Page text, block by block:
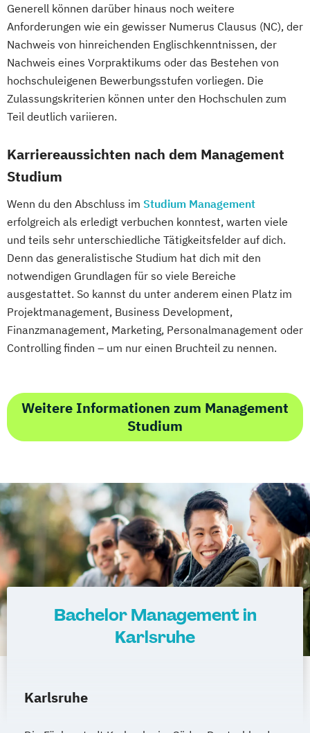
Generell können darüber hinaus noch weitere
Anforderungen wie ein gewisser Numerus Clausus (NC), der
Nachweis von hinreichenden Englischkenntnissen, der
Nachweis eines Vorpraktikums oder das Bestehen von
hochschuleigenen Bewerbungsstufen vorliegen. Die
Zulassungskriterien können unter den Hochschulen zum
Teil deutlich variieren.
Karriereaussichten nach dem Management
Studium
Wenn du den Abschluss im Studium Management
erfolgreich als erledigt verbuchen konntest, warten viele
und teils sehr unterschiedliche Tätigkeitsfelder auf dich.
Denn das generalistische Studium hat dich mit den
notwendigen Grundlagen für so viele Bereiche
ausgestattet. So kannst du unter anderem einen Platz im
Projektmanagement, Business Development,
Finanzmanagement, Marketing, Personalmanagement oder
Controlling finden – um nur einen Bruchteil zu nennen.
Weitere Informationen zum Management
Studium
Bachelor Management in
Karlsruhe
Karlsruhe